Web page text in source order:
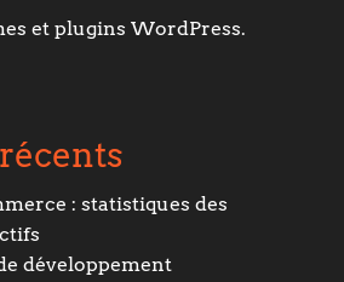
et plugins WordPress.
: statistiques des
développement